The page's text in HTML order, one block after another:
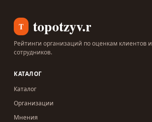
T topotzyv.ru
Рейтинги организаций по оценкам клиентов и
сотрудников.
КАТАЛОГ
Каталог
Организации
Мнения